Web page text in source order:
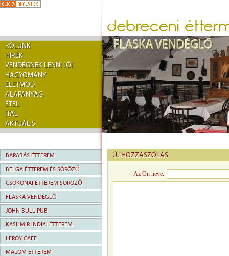
RÓLUNK
HÍREK
VENDÉGNEK LENNI JÓ!
HAGYOMÁNY
ÉLETMÓD
ALAPANYAG
ÉTEL
ITAL
AKTUÁLIS
BARABÁS ÉTTEREM
BELGA ÉTTEREM ÉS SÖRÖZŐ
CSOKONAI ÉTTEREM SÖRÖZŐ
FLASKA VENDÉGLŐ
JOHN BULL PUB
KASHMIR INDIAI ÉTTEREM
LEROY CAFE
MALOM ÉTTEREM
ÚJ HOZZÁSZÓLÁS
Az Ön neve: